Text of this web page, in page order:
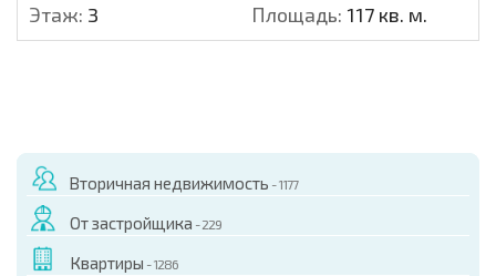
Этаж: 3 Площадь: 117 кв. м.
Вторичная недвижимость - 1177
От застройщика - 229
Квартиры - 1286